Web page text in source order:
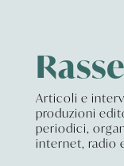
Articoli e
produzioni
periodici,
internet, radio